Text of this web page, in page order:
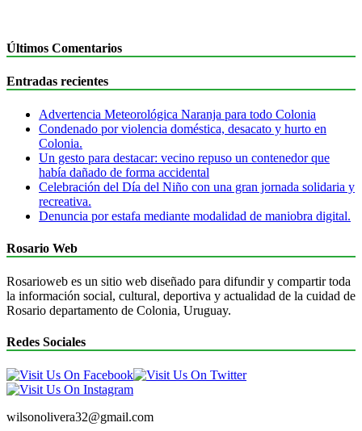
Últimos Comentarios
Entradas recientes
Advertencia Meteorológica Naranja para todo Colonia
Condenado por violencia doméstica, desacato y hurto en
Colonia.
Un gesto para destacar: vecino repuso un contenedor que
había dañado de forma accidental
Celebración del Día del Niño con una gran jornada solidaria y
recreativa.
Denuncia por estafa mediante modalidad de maniobra digital.
Rosario Web
Rosarioweb es un sitio web diseñado para difundir y compartir toda
la información social, cultural, deportiva y actualidad de la cuidad de
Rosario departamento de Colonia, Uruguay.
Redes Sociales
wilsonolivera32@gmail.com